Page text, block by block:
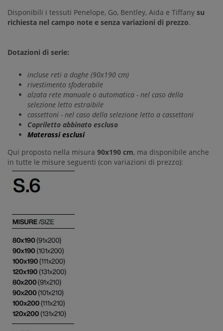
Disponibili i tessuti Penelope, Go, Bentley, Aida e Tiffany su
richiesta nel campo note e senza variazioni di prezzo.
Dotazioni di serie:
incluse reti a doghe (90x190 cm)
rivestimento sfoderabile
alzata rete manuale o automatica - nel caso della
selezione letto estraibile
cassettoni - nel caso della selezione letto a cassettoni
Copriletto abbinato escluso
Materassi esclusi
Qui proposto nella misura 90x190 cm, ma disponibile anche
in tutte le misure seguenti (con variazioni di prezzo):